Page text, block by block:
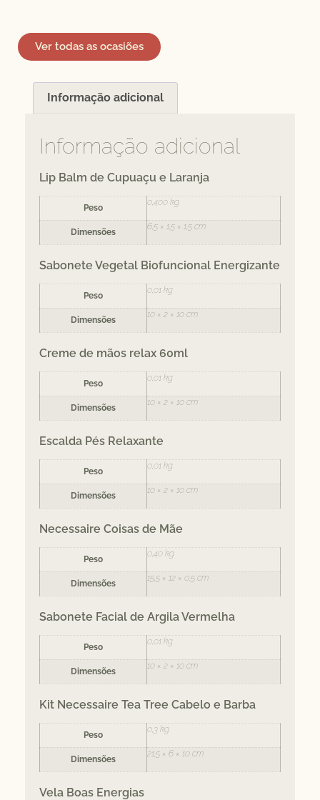
Ver todas as ocasiões
Informação adicional
Informação adicional
Lip Balm de Cupuaçu e Laranja
Peso
0,400 kg
Dimensões
6,5 × 1,5 × 1,5 cm
Sabonete Vegetal Biofuncional Energizante
Peso
0,01 kg
Dimensões
10 × 2 × 10 cm
Creme de mãos relax 60ml
Peso
0,01 kg
Dimensões
10 × 2 × 10 cm
Escalda Pés Relaxante
Peso
0,01 kg
Dimensões
10 × 2 × 10 cm
Necessaire Coisas de Mãe
Peso
0,40 kg
Dimensões
15,5 × 12 × 0,5 cm
Sabonete Facial de Argila Vermelha
Peso
0,01 kg
Dimensões
10 × 2 × 10 cm
Kit Necessaire Tea Tree Cabelo e Barba
Peso
0,3 kg
Dimensões
21,5 × 6 × 10 cm
Vela Boas Energias